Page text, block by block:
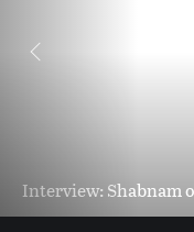
Interview: Shabnam